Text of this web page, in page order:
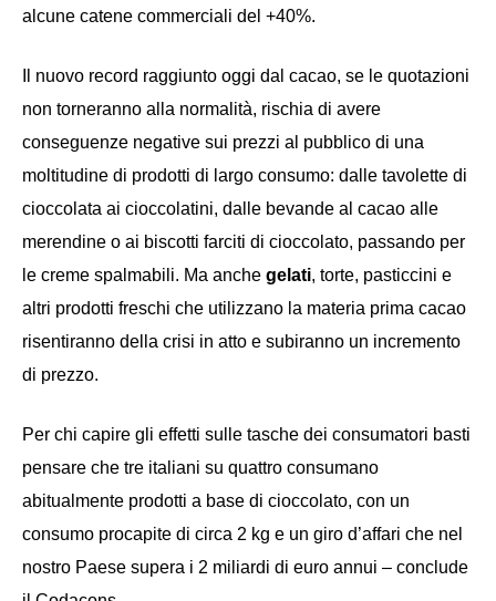
alcune catene commerciali del +40%.
Il nuovo record raggiunto oggi dal cacao, se le quotazioni
non torneranno alla normalità, rischia di avere
conseguenze negative sui prezzi al pubblico di una
moltitudine di prodotti di largo consumo: dalle tavolette di
cioccolata ai cioccolatini, dalle bevande al cacao alle
merendine o ai biscotti farciti di cioccolato, passando per
le creme spalmabili. Ma anche gelati, torte, pasticcini e
altri prodotti freschi che utilizzano la materia prima cacao
risentiranno della crisi in atto e subiranno un incremento
di prezzo.
Per chi capire gli effetti sulle tasche dei consumatori basti
pensare che tre italiani su quattro consumano
abitualmente prodotti a base di cioccolato, con un
consumo procapite di circa 2 kg e un giro d’affari che nel
nostro Paese supera i 2 miliardi di euro annui – conclude